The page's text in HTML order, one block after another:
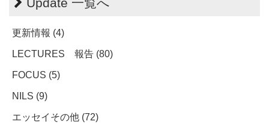
Update 一覧へ
更新情報 (4)
LECTURES 報告 (80)
FOCUS (5)
NILS (9)
エッセイその他 (72)